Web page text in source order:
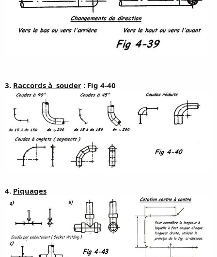
3. Raccords à souder : Fig 4-40
4. Piquages